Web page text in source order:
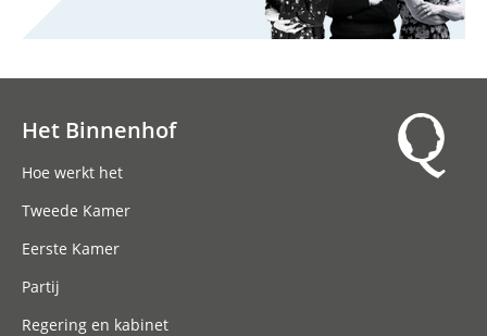
Het Binnenhof
Hoe werkt het
Tweede Kamer
Eerste Kamer
Partij
Regering en kabinet